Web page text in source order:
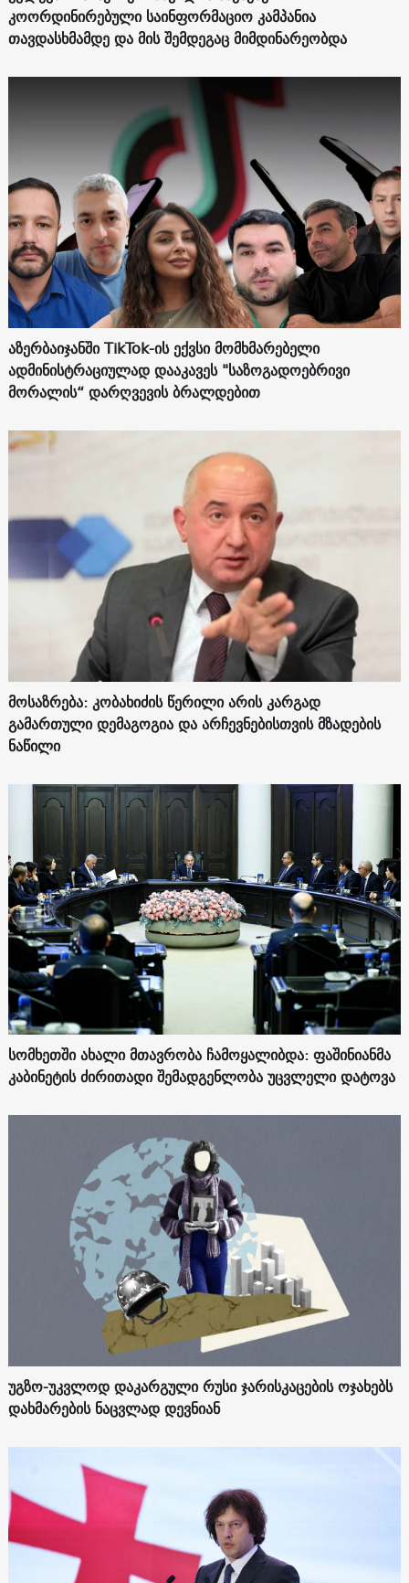
კოორდინირებული საინფორმაციო კამპანია
თავდასხმამდე და მის შემდეგაც მიმდინარეობდა
აზერბაიჯანში TikTok-ის ექვსი მომხმარებელი
ადმინისტრაციულად დააკავეს "საზოგადოებრივი
მორალის“ დარღვევის ბრალდებით
მოსაზრება: კობახიძის წერილი არის კარგად
გამართული დემაგოგია და არჩევნებისთვის მზადების
ნაწილი
სომხეთში ახალი მთავრობა ჩამოყალიბდა: ფაშინიანმა
კაბინეტის ძირითადი შემადგენლობა უცვლელი დატოვა
უგზო-უკვლოდ დაკარგული რუსი ჯარისკაცების ოჯახებს
დახმარების ნაცვლად დევნიან